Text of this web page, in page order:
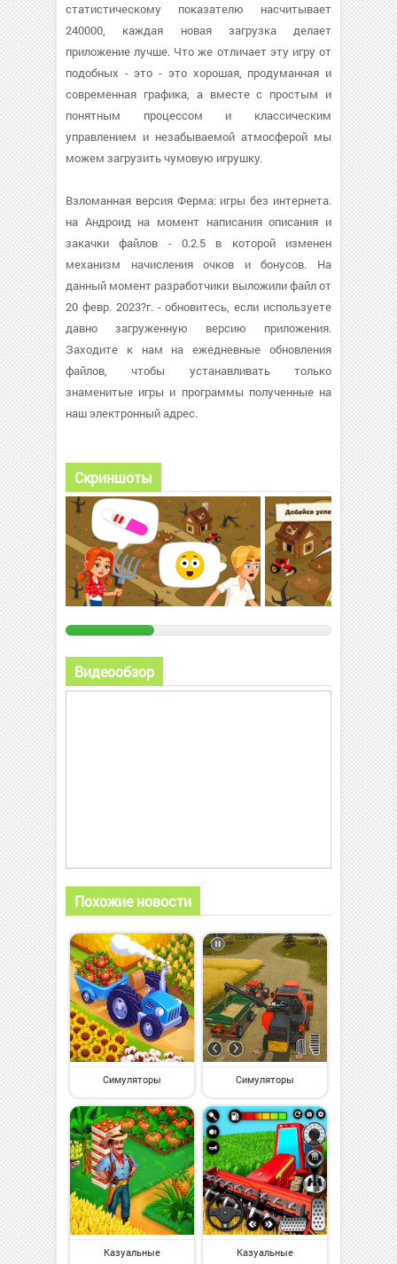
статистическому показателю насчитывает
240000, каждая новая загрузка делает
приложение лучше. Что же отличает эту игру от
подобных - это - это хорошая, продуманная и
современная графика, а вместе с простым и
понятным процессом и классическим
управлением и незабываемой атмосферой мы
можем загрузить чумовую игрушку.
Взломанная версия Ферма: игры без интернета.
на Андроид на момент написания описания и
закачки файлов - 0.2.5 в которой изменен
механизм начисления очков и бонусов. На
данный момент разработчики выложили файл от
20 февр. 2023?г. - обновитесь, если используете
давно загруженную версию приложения.
Заходите к нам на ежедневные обновления
файлов, чтобы устанавливать только
знаменитые игры и программы полученные на
наш электронный адрес.
Скриншоты
Видеообзор
Похожие новости
Симуляторы Симуляторы
Казуальные Казуальные